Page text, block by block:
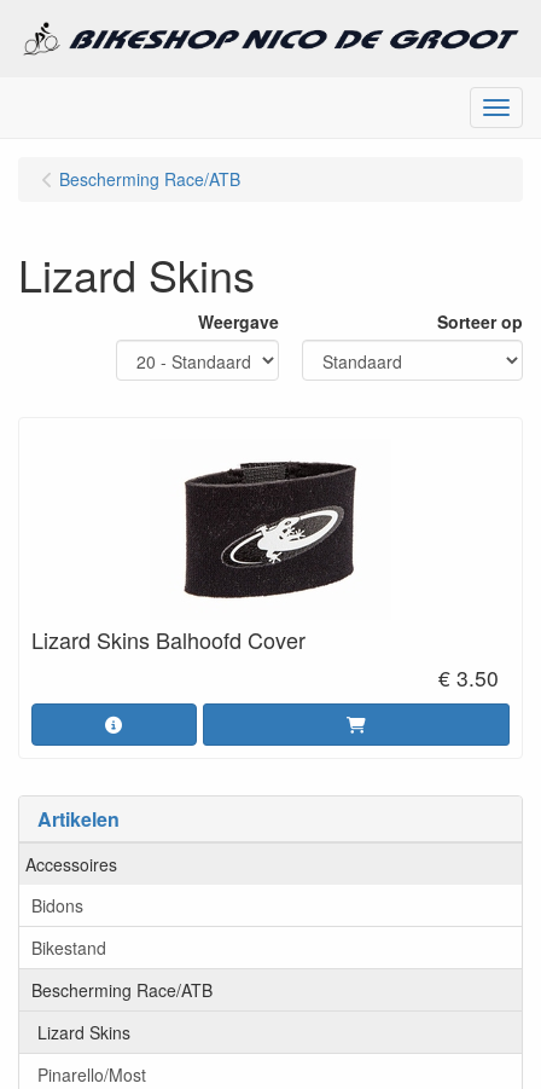
Menu
Artikelen
Accessoires
Bidons
Bikestand
Bescherming Race/ATB
Lizard Skins
Pinarello/Most
Bescherming Race/ATB
Lizard Skins
Weergave Sorteer op
Lizard Skins Balhoofd Cover
€ 3.50